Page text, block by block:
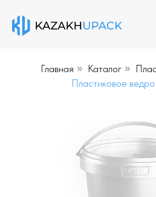
Главная » Каталог »
Пластиковое